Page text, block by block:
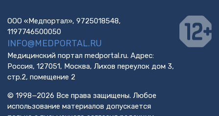
ООО «Медпортал», 9725018548,
1197746500050
INFO@MEDPORTAL.RU
Медицинский портал medportal.ru. Адрес:
Россия, 127051, Москва, Лихов переулок дом 3,
стр.2, помещение 2
© 1998—2026 Все права защищены. Любое
использование материалов допускается